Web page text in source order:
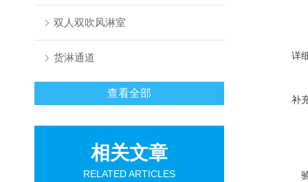
双人双吹风淋室
货淋通道
查看全部
相关文章
RELATED ARTICLES
详
补